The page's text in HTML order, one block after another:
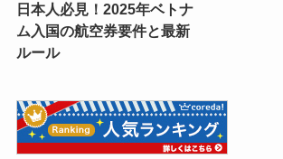
日本人必見！2025年ベトナ
ム入国の航空券要件と最新
ルール